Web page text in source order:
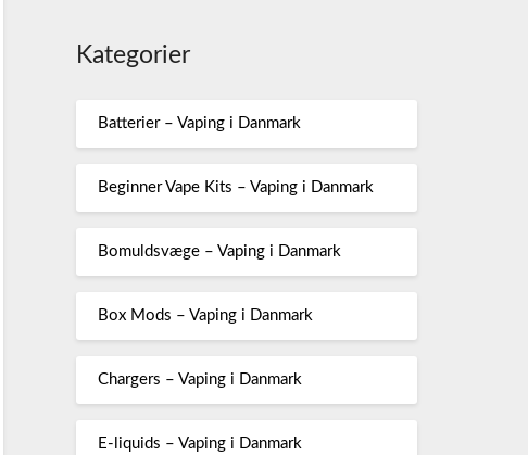
Kategorier
Batterier – Vaping i Danmark
Beginner Vape Kits – Vaping i Danmark
Bomuldsvæge – Vaping i Danmark
Box Mods – Vaping i Danmark
Chargers – Vaping i Danmark
E-liquids – Vaping i Danmark